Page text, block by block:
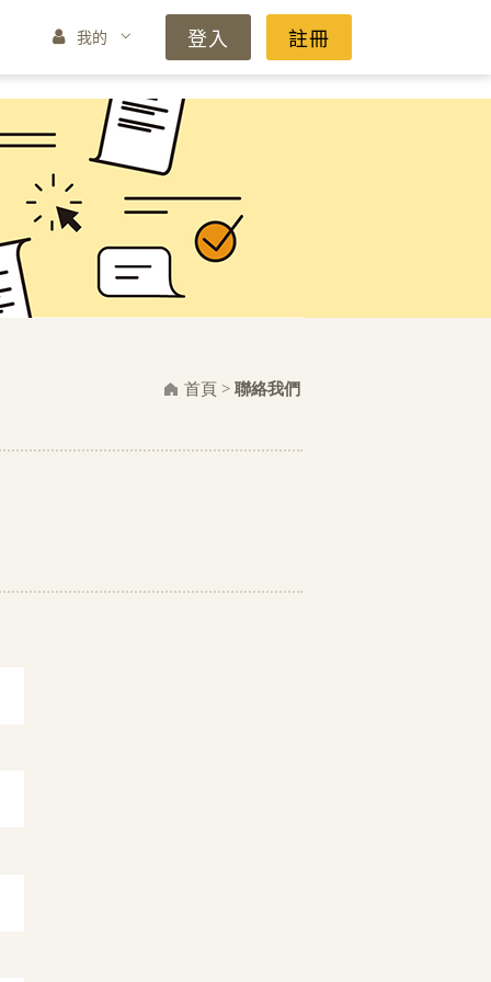
我的 登入 註冊
首頁 > 聯絡我們